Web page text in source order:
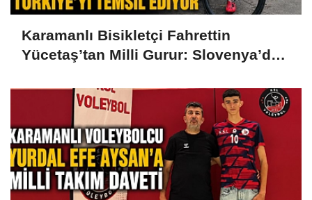
Karamanlı Bisikletçi Fahrettin
Yücetaş’tan Milli Gurur: Slovenya’da